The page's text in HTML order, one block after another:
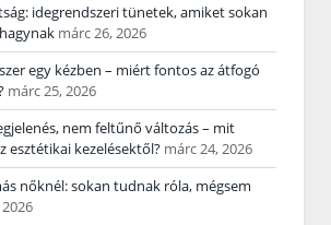
idegrendszeri tünetek, amiket sokan
márc 26, 2026
egy kézben – miért fontos az átfogó
márc 25, 2026
nem feltűnő változás – mit
esztétikai kezelésektől? márc 24, 2026
nőknél: sokan tudnak róla, mégsem